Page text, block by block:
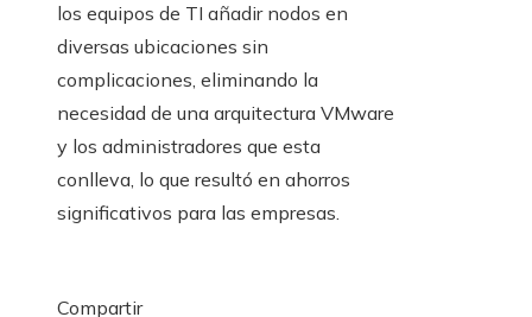
los equipos de TI añadir nodos en
diversas ubicaciones sin
complicaciones, eliminando la
necesidad de una arquitectura VMware
y los administradores que esta
conlleva, lo que resultó en ahorros
significativos para las empresas.
Compartir